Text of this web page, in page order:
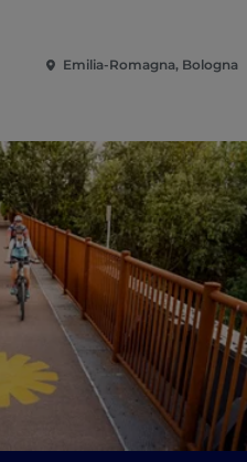
Emilia-Romagna, Bologna